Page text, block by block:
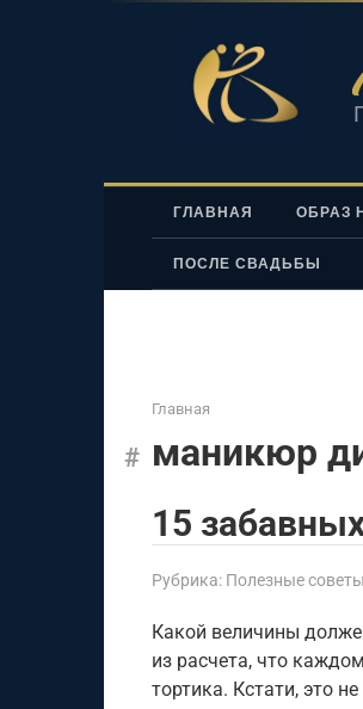
ГЛАВНАЯ ОБРАЗ
ПОСЛЕ СВАДЬБЫ
Главная
маникюр
15
Рубрика: Полезные
Какой величины
из расчета, что
тортика. Кстати, это не